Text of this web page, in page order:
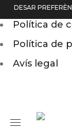
DESAR
Política de
Política de
Avís legal